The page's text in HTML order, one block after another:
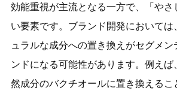
効能重視が主流となる一方で、「やさ
い要素です。ブランド開発においては
ュラルな成分への置き換えがセグメン
ンドになる可能性があります。例えば
然成分のバクチオールに置き換えるこ